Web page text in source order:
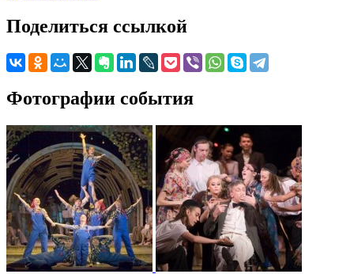
Поделиться ссылкой
Фотографии события